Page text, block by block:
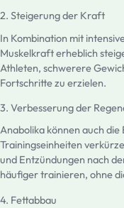
2. Steigerung der Kraft
In Kombination mit
Muskelkraft erheblich
Athleten, schwerere
Fortschritte zu erzielen.
3. Verbesserung der
Anabolika können auch
Trainingseinheiten
und Entzündungen nach
häufiger trainieren, ohne
4. Fettabbau